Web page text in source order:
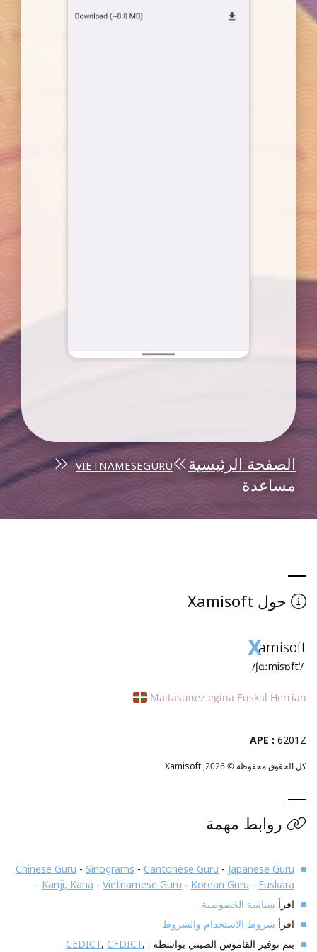
الصفحة الرئيسية
vietnameseguru
مساعدة
حول Xamisoft
Xamisoft
/ˈʃɑːmisɒft/
Maitasunez egina Euskal Herrian
APE : 6201Z
كل الحقوق محفوظة © 2026, Xamisoft
روابط مهمة
Chinese Guru - Sinograms - Cantonese Guru - Japanese Guru
- Kanji, Kana - Vietnamese Guru - Korean Guru - Euskara
اقرأ سياسة الخصوصية
اقرأ شروط الاستخدام والشروط
يتم توفير القاموس الصيني بواسطة :
CEDICT, CFDICT,